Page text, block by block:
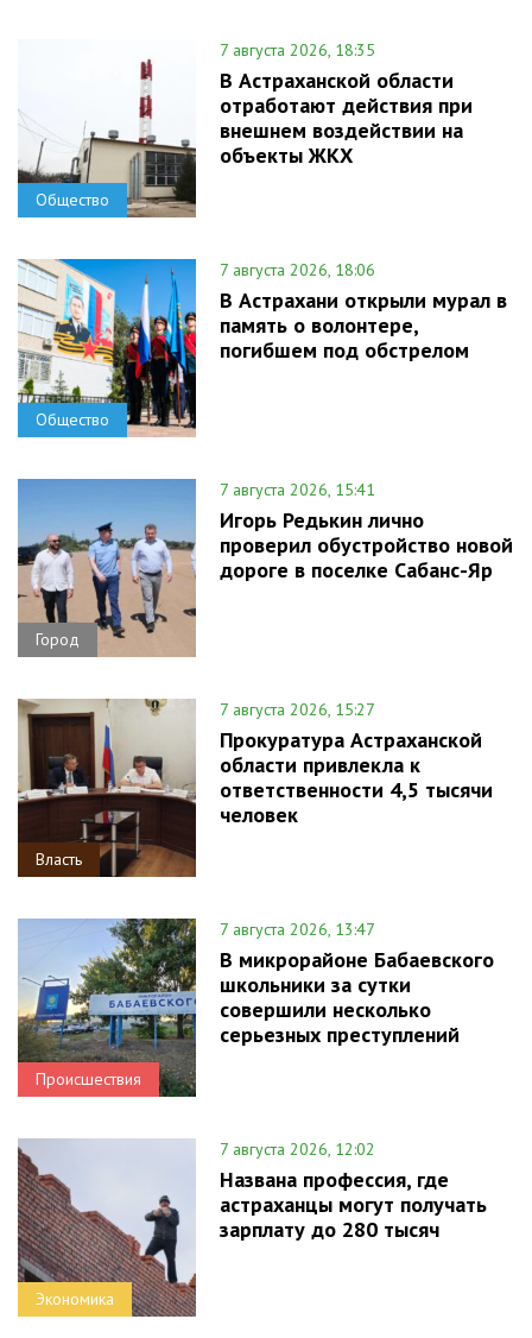
Общество
7 августа 2026, 18:35
В Астраханской области
отработают действия при
внешнем воздействии на
объекты ЖКХ
Общество
7 августа 2026, 18:06
В Астрахани открыли мурал в
память о волонтере,
погибшем под обстрелом
Город
7 августа 2026, 15:41
Игорь Редькин лично
проверил обустройство новой
дороге в поселке Сабанс-Яр
Власть
7 августа 2026, 15:27
Прокуратура Астраханской
области привлекла к
ответственности 4,5 тысячи
человек
Происшествия
7 августа 2026, 13:47
В микрорайоне Бабаевского
школьники за сутки
совершили несколько
серьезных преступлений
Экономика
7 августа 2026, 12:02
Названа профессия, где
астраханцы могут получать
зарплату до 280 тысяч